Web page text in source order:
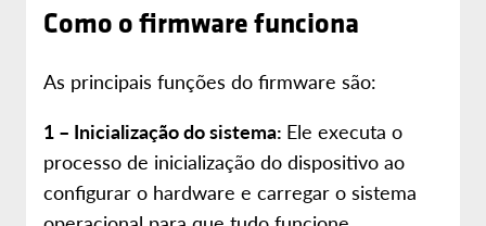
Como o firmware funciona
As principais funções do firmware são:
1 – Inicialização do sistema: Ele executa o
processo de inicialização do dispositivo ao
configurar o hardware e carregar o sistema